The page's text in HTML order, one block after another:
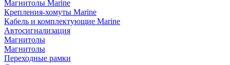
Магнитолы Marine
Крепления-хомуты Marine
Кабель и комплектующие Marine
Автосигнализация
Магнитолы
Магнитолы
Переходные рамки